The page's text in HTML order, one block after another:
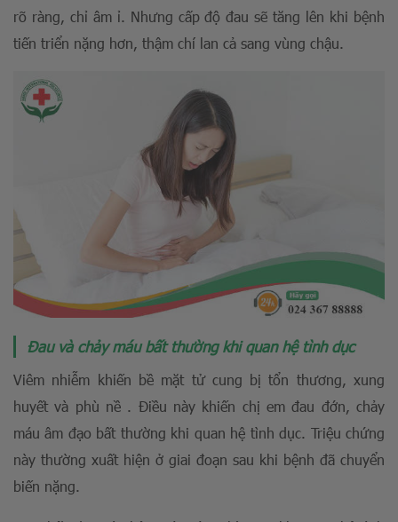
rõ ràng, chỉ âm ỉ. Nhưng cấp độ đau sẽ tăng lên khi bệnh
tiến triển nặng hơn, thậm chí lan cả sang vùng chậu.
Đau và chảy máu bất thường khi quan hệ tình dục
Viêm nhiễm khiến bề mặt tử cung bị tổn thương, xung
huyết và phù nề . Điều này khiến chị em đau đớn, chảy
máu âm đạo bất thường khi quan hệ tình dục. Triệu chứng
này thường xuất hiện ở giai đoạn sau khi bệnh đã chuyển
biến nặng.